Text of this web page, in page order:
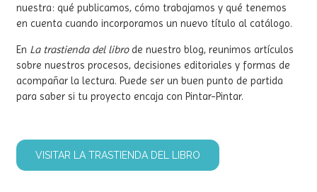
nuestra: qué publicamos, cómo trabajamos y qué tenemos
en cuenta cuando incorporamos un nuevo título al catálogo.
En La trastienda del librode nuestro blog, reunimos artículos
sobre nuestros procesos, decisiones editoriales y formas de
acompañar la lectura. Puede ser un buen punto de partida
para saber si tu proyecto encaja con Pintar-Pintar.
VISITAR LA TRASTIENDA DEL LIBRO